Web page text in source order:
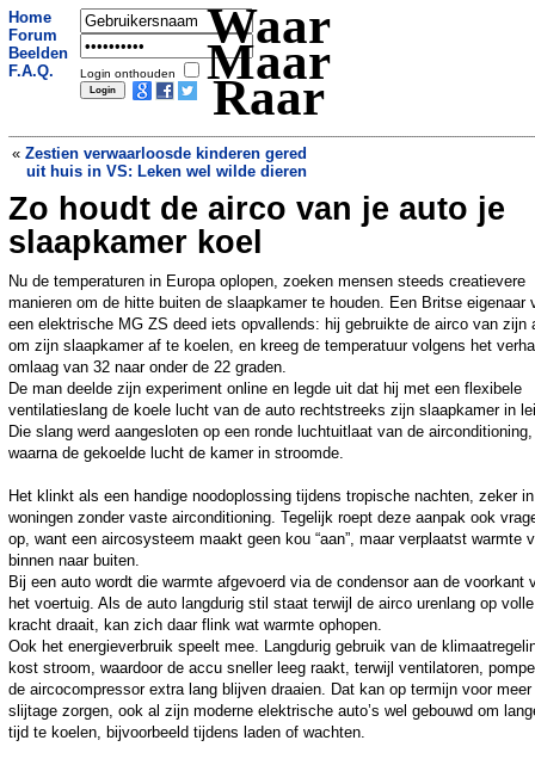
Home
Forum
Beelden
F.A.Q.
Login onthouden
Waar
Maar
Raar
« Zestien verwaarloosde kinderen gered
uit huis in VS: Leken wel wilde dieren
Rusland importeert noodgedwongen
benzine uit India na Oekraïense
aanvallen
Zo houdt de airco van je auto je
slaapkamer koel
Nu de temperaturen in Europa oplopen, zoeken mensen steeds creatievere
manieren om de hitte buiten de slaapkamer te houden. Een Britse eigenaar
een elektrische MG ZS deed iets opvallends: hij gebruikte de airco van zijn
om zijn slaapkamer af te koelen, en kreeg de temperatuur volgens het
omlaag van 32 naar onder de 22 graden.
De man deelde zijn experiment online en legde uit dat hij met een flexibele
ventilatieslang de koele lucht van de auto rechtstreeks zijn slaapkamer in
Die slang werd aangesloten op een ronde luchtuitlaat van de airconditioning,
waarna de gekoelde lucht de kamer in stroomde.
Het klinkt als een handige noodoplossing tijdens tropische nachten, zeker in
woningen zonder vaste airconditioning. Tegelijk roept deze aanpak ook
op, want een aircosysteem maakt geen kou “aan”, maar verplaatst warmte
binnen naar buiten.
Bij een auto wordt die warmte afgevoerd via de condensor aan de voorkant
het voertuig. Als de auto langdurig stil staat terwijl de airco urenlang op volle
kracht draait, kan zich daar flink wat warmte ophopen.
Ook het energieverbruik speelt mee. Langdurig gebruik van de
kost stroom, waardoor de accu sneller leeg raakt, terwijl ventilatoren,
de aircocompressor extra lang blijven draaien. Dat kan op termijn voor meer
slijtage zorgen, ook al zijn moderne elektrische auto’s wel gebouwd om
tijd te koelen, bijvoorbeeld tijdens laden of wachten.